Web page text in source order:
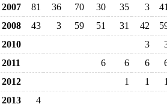
2007
81 36 70 30 35 3 41
2008
43 3 59 51 31 42
2010
3
2011
6 6 6
2012
1 1
1
2013
4